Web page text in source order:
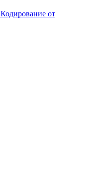
Кодирование от